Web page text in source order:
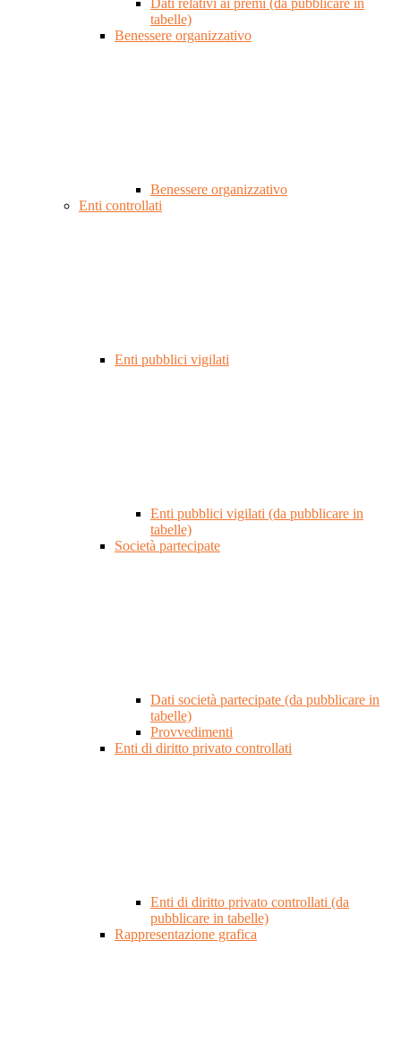
Dati relativi ai premi (da pubblicare in
tabelle)
Benessere organizzativo
Benessere organizzativo
Enti controllati
Enti pubblici vigilati
Enti pubblici vigilati (da pubblicare in
tabelle)
Società partecipate
Dati società partecipate (da pubblicare in
tabelle)
Provvedimenti
Enti di diritto privato controllati
Enti di diritto privato controllati (da
pubblicare in tabelle)
Rappresentazione grafica